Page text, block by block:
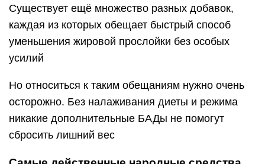
Существует ещё множество разных добавок,
каждая из которых обещает быстрый способ
уменьшения жировой прослойки без особых
усилий
Но относиться к таким обещаниям нужно очень
осторожно. Без налаживания диеты и режима
никакие дополнительные БАДы не помогут
сбросить лишний вес